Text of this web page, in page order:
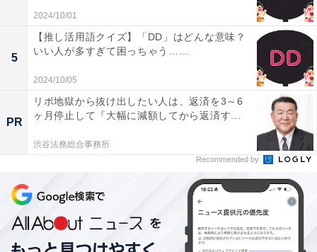
【ひらがなクイズ】解けると爽快！ 空欄に共通する「2
文字」を1分以内で埋めてみよう
2024/10/01
5
【推し活用語クイズ】「DD」はどんな意味？
いい人が多すぎて困っちゃう……
2024/10/05
PR
リボ地獄から抜け出したい人は、返済を3～6
ヶ月停止して『大幅に減額してから返済す...
渋谷法務総合事務所
Recommended by